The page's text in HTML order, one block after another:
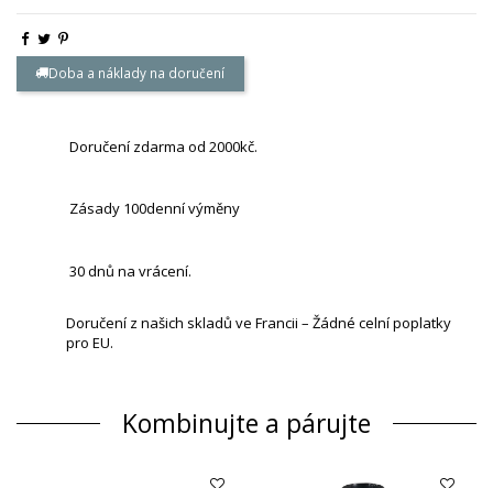
Doba a náklady na doručení
Doručení zdarma od 2000kč.
Zásady 100denní výměny
30 dnů na vrácení.
Doručení z našich skladů ve Francii – Žádné celní poplatky
pro EU.
Kombinujte a párujte